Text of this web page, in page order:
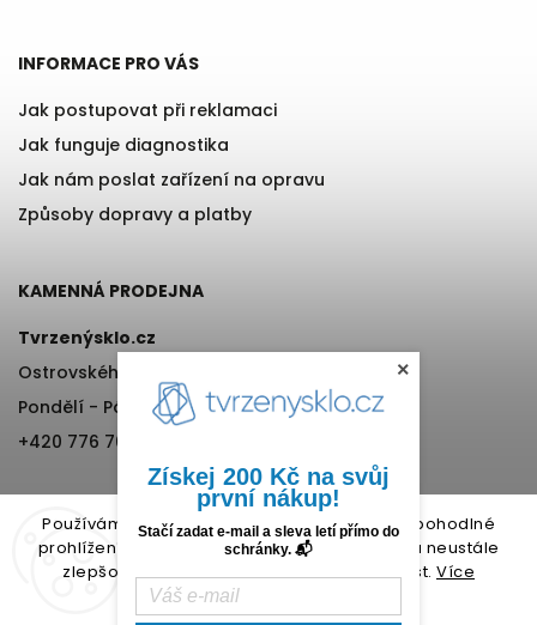
Používáme cookies, abychom Vám umožnili pohodlné
prohlížení webu a díky analýze provozu webu neustále
zlepšovali jeho funkce, výkon a použitelnost. Více
informací.
INFORMACE PRO VÁS
Jak postupovat při reklamaci
Jak funguje diagnostika
Jak nám poslat zařízení na opravu
Způsoby dopravy a platby
KAMENNÁ PRODEJNA
Tvrzenýsklo.cz
Ostrovského 971/11, Praha 5
Pondělí - Pátek, 12:00-17:00
+420 776 76 70 72
Copyright 2026Tvrzenýsklo.cz. Všechna práva vyhrazena.
×
Získej 200 Kč na svůj
první nákup!
Stačí zadat e-mail a sleva letí přímo do
schránky. 📬